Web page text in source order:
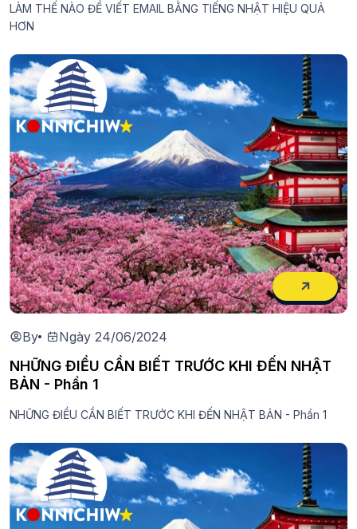
LÀM THẾ NÀO ĐỂ VIẾT EMAIL BẰNG TIẾNG NHẬT HIỆU QUẢ
HƠN
By Ngày 24/06/2024
NHỮNG ĐIỀU CẦN BIẾT TRƯỚC KHI ĐẾN NHẬT
BẢN - Phần 1
NHỮNG ĐIỀU CẦN BIẾT TRƯỚC KHI ĐẾN NHẬT BẢN - Phần 1